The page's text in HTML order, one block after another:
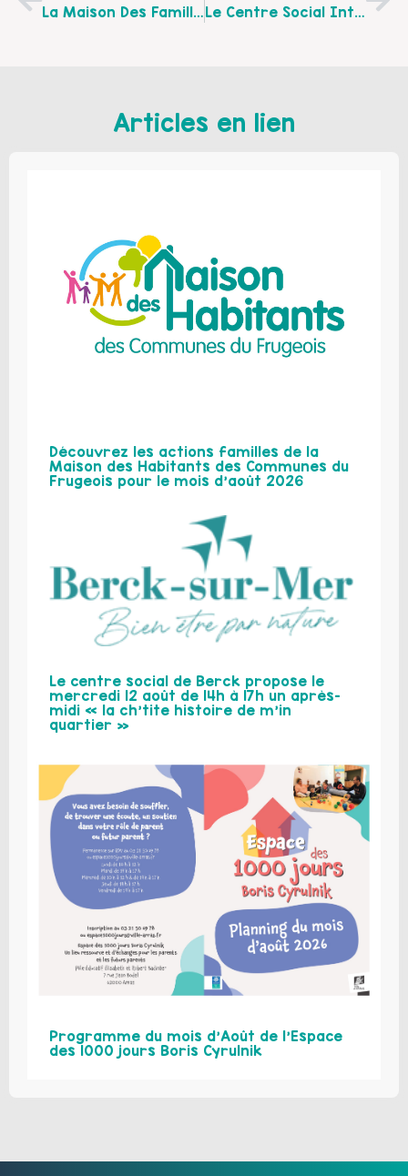
La Maison Des Familles De L’Audomarois Accueille De Nouveau Les Familles Et Les Parents Le Centre Social Inter-Générations De Longuenesse Vous Propose Son Programme D'activités Jusqu'au 4 Juillet
Articles en lien
Découvrez les actions familles de la
Maison des Habitants des Communes du
Frugeois pour le mois d’août 2026
Le centre social de Berck propose le
mercredi 12 août de 14h à 17h un après-
midi « la ch’tite histoire de m’in
quartier »
Programme du mois d’Août de l’Espace
des 1000 jours Boris Cyrulnik